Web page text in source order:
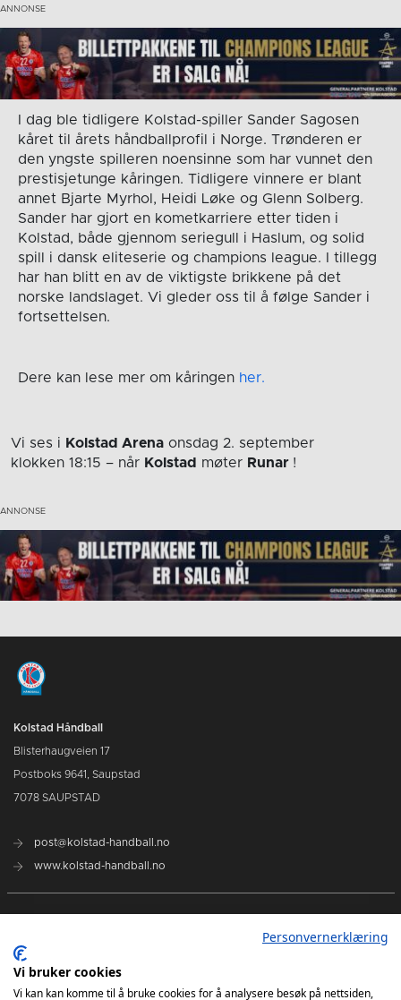
I dag ble tidligere Kolstad-spiller Sander Sagosen
kåret til årets håndballprofil i Norge. Trønderen er
den yngste spilleren noensinne som har vunnet den
prestisjetunge kåringen. Tidligere vinnere er blant
annet Bjarte Myrhol, Heidi Løke og Glenn Solberg.
Sander har gjort en kometkarriere etter tiden i
Kolstad, både gjennom seriegull i Haslum, og solid
spill i dansk eliteserie og champions league. I tillegg
har han blitt en av de viktigste brikkene på det
norske landslaget. Vi gleder oss til å følge Sander i
fortsettelsen.
Dere kan lese mer om kåringen her.
Vi ses i Kolstad Arena onsdag 2. september
klokken 18:15 – når Kolstad møter Runar !
Kolstad Håndball
Blisterhaugveien 17
Postboks 9641, Saupstad
7078 SAUPSTAD
post@kolstad-handball.no
www.kolstad-handball.no
Om Kolstad Håndball
Personvernerklæring
Vi bruker cookies
Vi kan kan komme til å bruke cookies for å analysere besøk på nettsiden,